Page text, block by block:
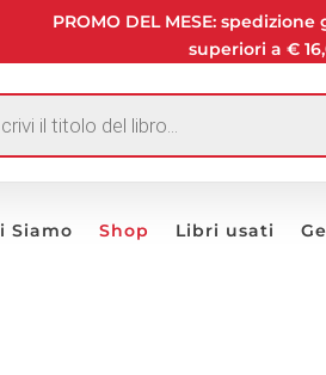
PROMO DEL MESE:
superiori a €
Siamo Shop Libri usati